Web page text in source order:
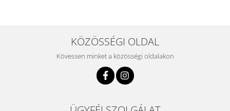
KÖZÖSSÉGI OLDAL
Kövessen minket a közösségi oldalakon